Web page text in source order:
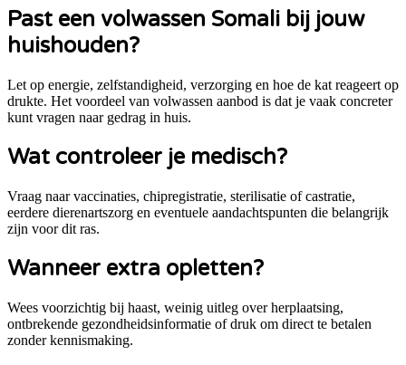
Past een volwassen Somali bij jouw
huishouden?
Let op energie, zelfstandigheid, verzorging en hoe de kat reageert op
drukte. Het voordeel van volwassen aanbod is dat je vaak concreter
kunt vragen naar gedrag in huis.
Wat controleer je medisch?
Vraag naar vaccinaties, chipregistratie, sterilisatie of castratie,
eerdere dierenartszorg en eventuele aandachtspunten die belangrijk
zijn voor dit ras.
Wanneer extra opletten?
Wees voorzichtig bij haast, weinig uitleg over herplaatsing,
ontbrekende gezondheidsinformatie of druk om direct te betalen
zonder kennismaking.